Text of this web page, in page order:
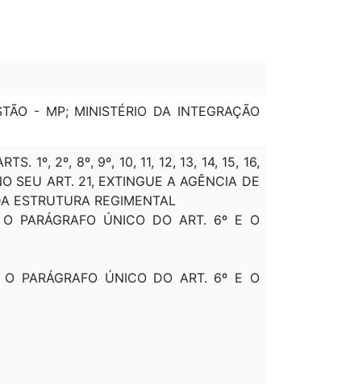
- MP; MINISTÉRIO DA INTEGRAÇÃO
1º, 2º, 8º, 9º, 10, 11, 12, 13, 14, 15, 16,
SEU ART. 21, EXTINGUE A AGÊNCIA DE
ESTRUTURA REGIMENTAL
PARÁGRAFO ÚNICO DO ART. 6º E O
PARÁGRAFO ÚNICO DO ART. 6º E O